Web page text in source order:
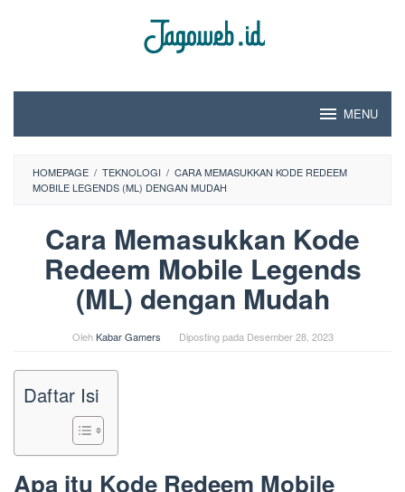
MENU
HOMEPAGE / TEKNOLOGI / CARA MEMASUKKAN KODE REDEEM
MOBILE LEGENDS (ML) DENGAN MUDAH
Cara Memasukkan Kode
Redeem Mobile Legends
(ML) dengan Mudah
OlehKabar Gamers Diposting pada Desember 28, 2023
Daftar Isi
Apa itu Kode Redeem Mobile